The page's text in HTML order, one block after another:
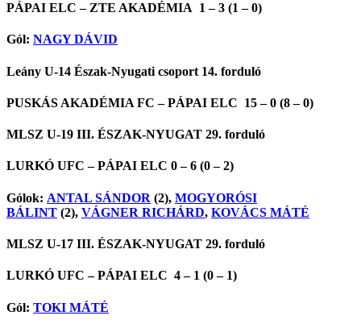
PÁPAI ELC – ZTE AKADÉMIA 1 – 3 (1 – 0)
Gól: NAGY DÁVID
Leány U-14 Észak-Nyugati csoport 14. forduló
PUSKÁS AKADÉMIA FC – PÁPAI ELC 15 – 0 (8 – 0)
MLSZ U-19 III. ÉSZAK-NYUGAT 29. forduló
LURKÓ UFC – PÁPAI ELC 0 – 6 (0 – 2)
Gólok: ANTAL SÁNDOR (2), MOGYORÓSI
BÁLINT (2), VÁGNER RICHÁRD, KOVÁCS MÁTÉ
MLSZ U-17 III. ÉSZAK-NYUGAT 29. forduló
LURKÓ UFC – PÁPAI ELC 4 – 1 (0 – 1)
Gól: TOKI MÁTÉ